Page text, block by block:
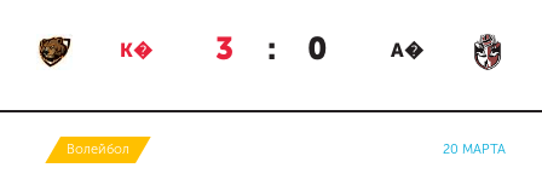
К� 3 : 0 А�
Волейбол 20 МАРТА